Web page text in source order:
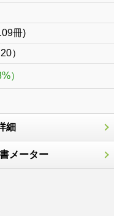
冊)
）
）
細
メーター